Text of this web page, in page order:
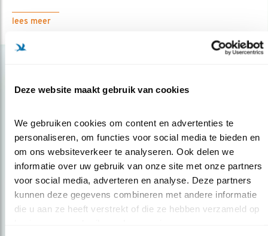
Deze website maakt gebruik van cookies
We gebruiken cookies om content en advertenties te
personaliseren, om functies voor social media te bieden en
om ons websiteverkeer te analyseren. Ook delen we
informatie over uw gebruik van onze site met onze partners
voor social media, adverteren en analyse. Deze partners
kunnen deze gegevens combineren met andere informatie
die u aan ze heeft verstrekt of die ze hebben verzameld op
lees meer
Op de hoogte blijven?
Meld je aan en ontvang nieuws, inspiratie, acties en tips
over vogels en activiteiten van Vogelbescherming.